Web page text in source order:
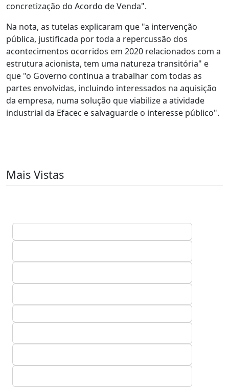
concretização do Acordo de Venda".
Na nota, as tutelas explicaram que "a intervenção
pública, justificada por toda a repercussão dos
acontecimentos ocorridos em 2020 relacionados com a
estrutura acionista, tem uma natureza transitória" e
que "o Governo continua a trabalhar com todas as
partes envolvidas, incluindo interessados na aquisição
da empresa, numa solução que viabilize a atividade
industrial da Efacec e salvaguarde o interesse público".
Mais Vistas